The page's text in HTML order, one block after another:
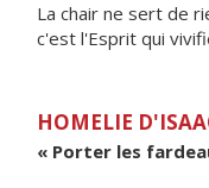
La chair ne sert de
c'est l'Esprit qui
HOMELIE
« Porter les